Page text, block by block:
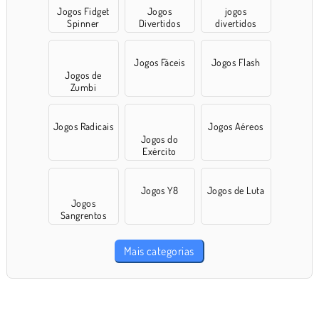
Jogos Fidget
Spinner
Jogos
Divertidos
jogos
divertidos
Jogos de
Zumbi
Jogos Fáceis Jogos Flash
Jogos Radicais
Jogos do
Exército
Jogos Aéreos
Jogos
Sangrentos
Jogos Y8 Jogos de Luta
Mais categorias